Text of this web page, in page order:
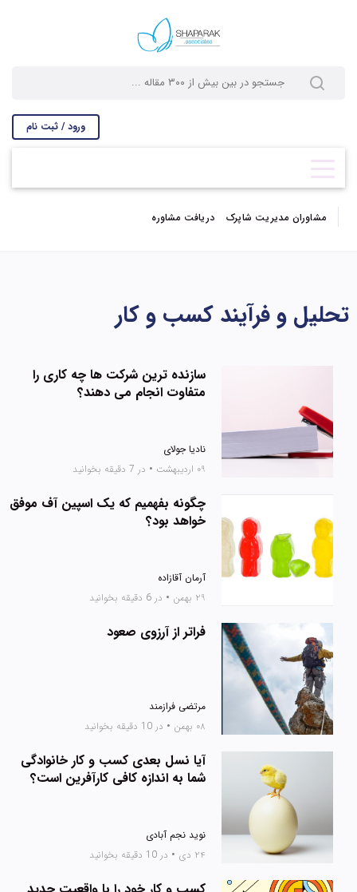
ورود / ثبت نام
مشاوران مدیریت شاپرک دریافت مشاوره
تحلیل و فرآیند کسب و کار
سازنده ترین شرکت ها چه کاری را
متفاوت انجام می دهند؟
نادیا جولای
۰۹ اردیبهشت
• در 7 دقیقه بخوانید
چگونه بفهمیم که یک اسپین آف موفق
خواهد بود؟
آرمان آقازاده
۲۹ بهمن
• در 6 دقیقه بخوانید
فراتر از آرزوی صعود
مرتضی فرازمند
۰۸ بهمن
• در 10 دقیقه بخوانید
آیا نسل بعدی کسب و کار خانوادگی
شما به اندازه کافی کارآفرین است؟
نوید نجم آبادی
۲۴ دی
• در 10 دقیقه بخوانید